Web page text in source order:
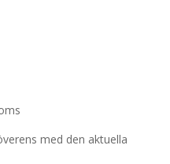
med den aktuella